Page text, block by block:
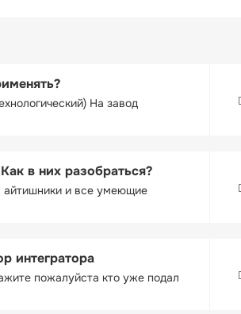
На завод
в них разобраться?
айтишники и все умеющие
интегратора
пожалуйста кто уже подал